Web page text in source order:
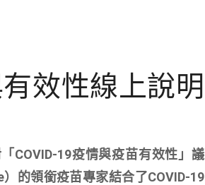
效性線上說明
COVID-19疫情與疫苗有效性」議
的領銜疫苗專家結合了COVID-19